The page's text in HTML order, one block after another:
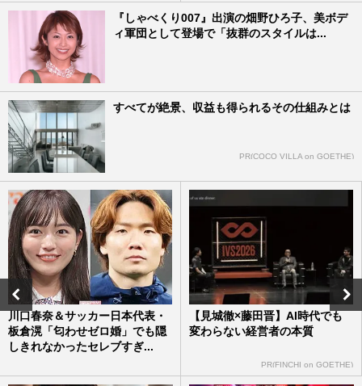
『しゃべくり007』出演の畑野ひろ子、美ボデ
ィ軍団として登場で「抜群のスタイルは...
すべてが絶景、収益も得られるその仕組みとは
PR(COCO VILLA on GOETHE)
川口春奈＆サッカー日本代表・
板倉滉「匂わせゼロ婚」でも隠
しきれなかったセレブすぎ...
【見城徹×藤田晋】AI時代でも
変わらない経営者の本質
PR(FINCHI on GOETHE)